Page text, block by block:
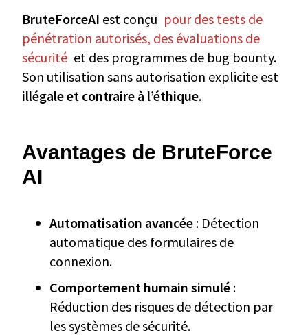
BruteForceAI est conçu pour des tests de
pénétration autorisés, des évaluations de
sécurité et des programmes de bug bounty.
Son utilisation sans autorisation explicite est
illégale et contraire à l’éthique.
Avantages de BruteForce
AI
Automatisation avancée : Détection
automatique des formulaires de
connexion.
Comportement humain simulé :
Réduction des risques de détection par
les systèmes de sécurité.